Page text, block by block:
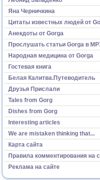
Яна Черничкина
Цитаты известных людей от
Анекдоты от Gorga
Прослушать статьи Gorga в
Народная медицина от Gorga
Гостевая книга
Белая Калитва.Путеводитель
Друзья Прислали
Tales from Gorg
Dishes from Gorg
Interesting articles
We are mistaken thinking that...
Карта сайта
Правила комментирования на
Реклама на сайте